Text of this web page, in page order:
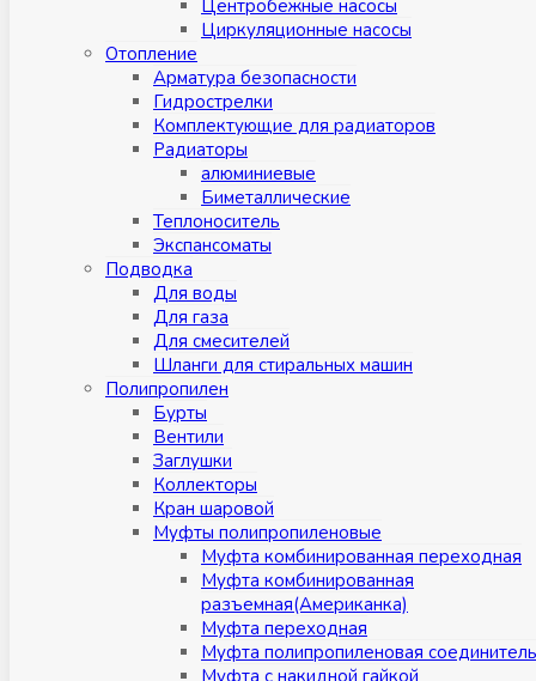
Центробежные насосы
Циркуляционные насосы
Отопление
Арматура безопасности
Гидрострелки
Комплектующие для радиаторов
Радиаторы
алюминиевые
Биметаллические
Теплоноситель
Экспансоматы
Подводка
Для воды
Для газа
Для смесителей
Шланги для стиральных машин
Полипропилен
Бурты
Вентили
Заглушки
Коллекторы
Кран шаровой
Муфты полипропиленовые
Муфта комбинированная переходная
Муфта комбинированная
разъемная(Американка)
Муфта переходная
Муфта полипропиленовая
Муфта с накидной гайкой